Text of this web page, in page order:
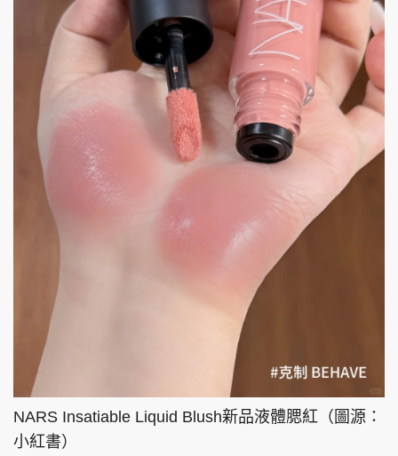
NARS Insatiable Liquid Blush新品液體腮紅（圖源：
小紅書）